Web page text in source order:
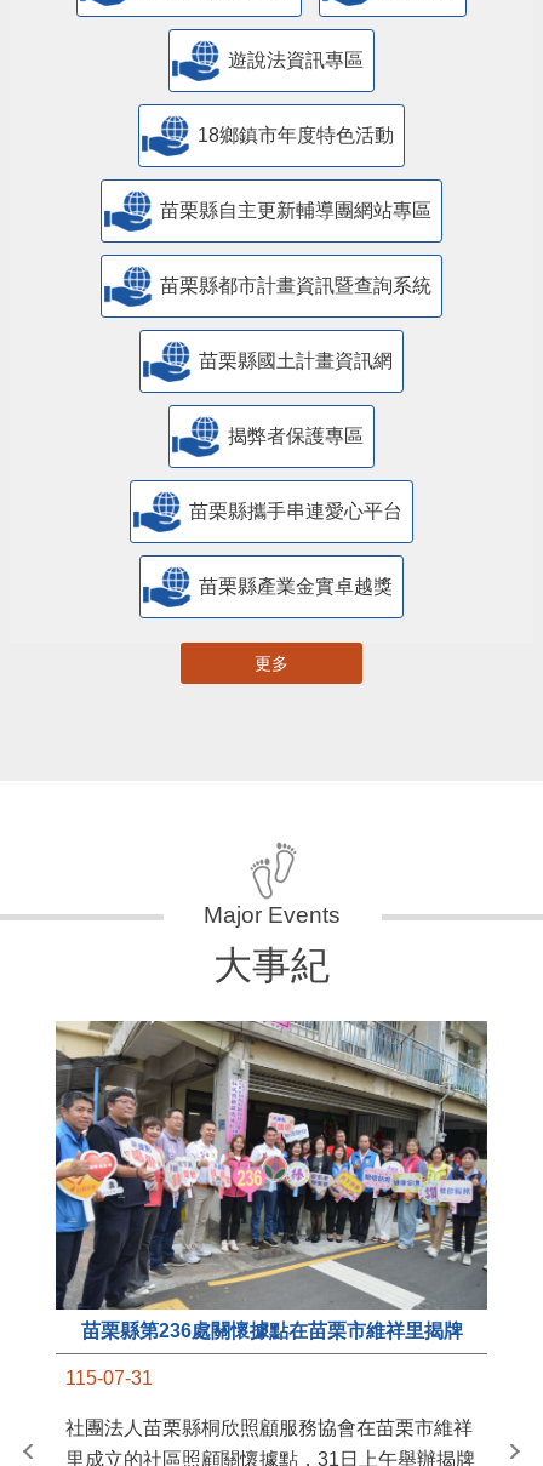
遊說法資訊專區
18鄉鎮市年度特色活動
苗栗縣自主更新輔導團網站專區
苗栗縣都市計畫資訊暨查詢系統
苗栗縣國土計畫資訊網
揭弊者保護專區
苗栗縣攜手串連愛心平台
苗栗縣產業金實卓越獎
更多
大事紀
苗栗縣第236處關懷據點在苗栗市維祥里揭牌
115-07-31
社團法人苗栗縣桐欣照顧服務協會在苗栗市維祥
里成立的社區照顧關懷據點，31日上午舉辦揭牌
苗